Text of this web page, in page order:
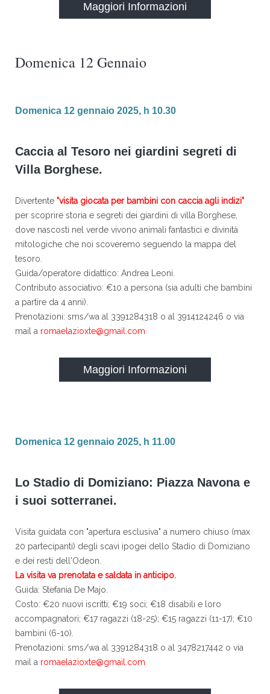
Maggiori Informazioni
Domenica 12 Gennaio
Domenica 12 gennaio 2025, h 10.30
Caccia al Tesoro nei giardini segreti di
Villa Borghese.
Divertente "visita giocata per bambini con caccia agli indizi"
per scoprire storia e segreti dei giardini di villa Borghese,
dove nascosti nel verde vivono animali fantastici e divinità
mitologiche che noi scoveremo seguendo la mappa del
tesoro.
Guida/operatore didattico: Andrea Leoni.
Contributo associativo: €10 a persona (sia adulti che bambini
a partire da 4 anni).
Prenotazioni: sms/wa al 3391284318 o al 3914124246 o via
mail a romaelazioxte@gmail.com
Maggiori Informazioni
Domenica 12 gennaio 2025, h 11.00
Lo Stadio di Domiziano: Piazza Navona e
i suoi sotterranei.
Visita guidata con "apertura esclusiva" a numero chiuso (max
20 partecipanti) degli scavi ipogei dello Stadio di Domiziano
e dei resti dell'Odeon.
La visita va prenotata e saldata in anticipo.
Guida: Stefania De Majo.
Costo: €20 nuovi iscritti; €19 soci; €18 disabili e loro
accompagnatori; €17 ragazzi (18-25); €15 ragazzi (11-17); €10
bambini (6-10).
Prenotazioni: sms/wa al 3391284318 o al 3478217442 o via
mail a romaelazioxte@gmail.com